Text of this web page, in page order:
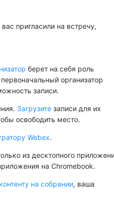
пригласили на встречу,
берет на себя роль
организатор
записи.
Загрузите записи для их
освободить место.
Webex.
из десктопного
на Chromebook.
на собрании, ваша